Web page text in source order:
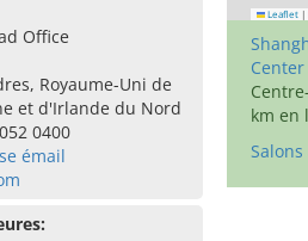
Office
Royaume-Uni de
et d'Irlande du Nord
0400
émail
Leaflet |
Center
km en